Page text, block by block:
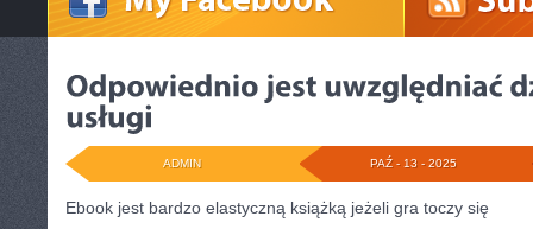
PAŹ - 13 - 2025
ADMIN
Ebook jest bardzo elastyczną książką jeżeli gra toczy się